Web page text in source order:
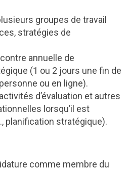
groupes de travail
stratégies de
annuelle de
(1 ou 2 jours une fin de
ou en ligne).
d’évaluation et autres
lorsqu’il est
planification stratégique).
comme membre du